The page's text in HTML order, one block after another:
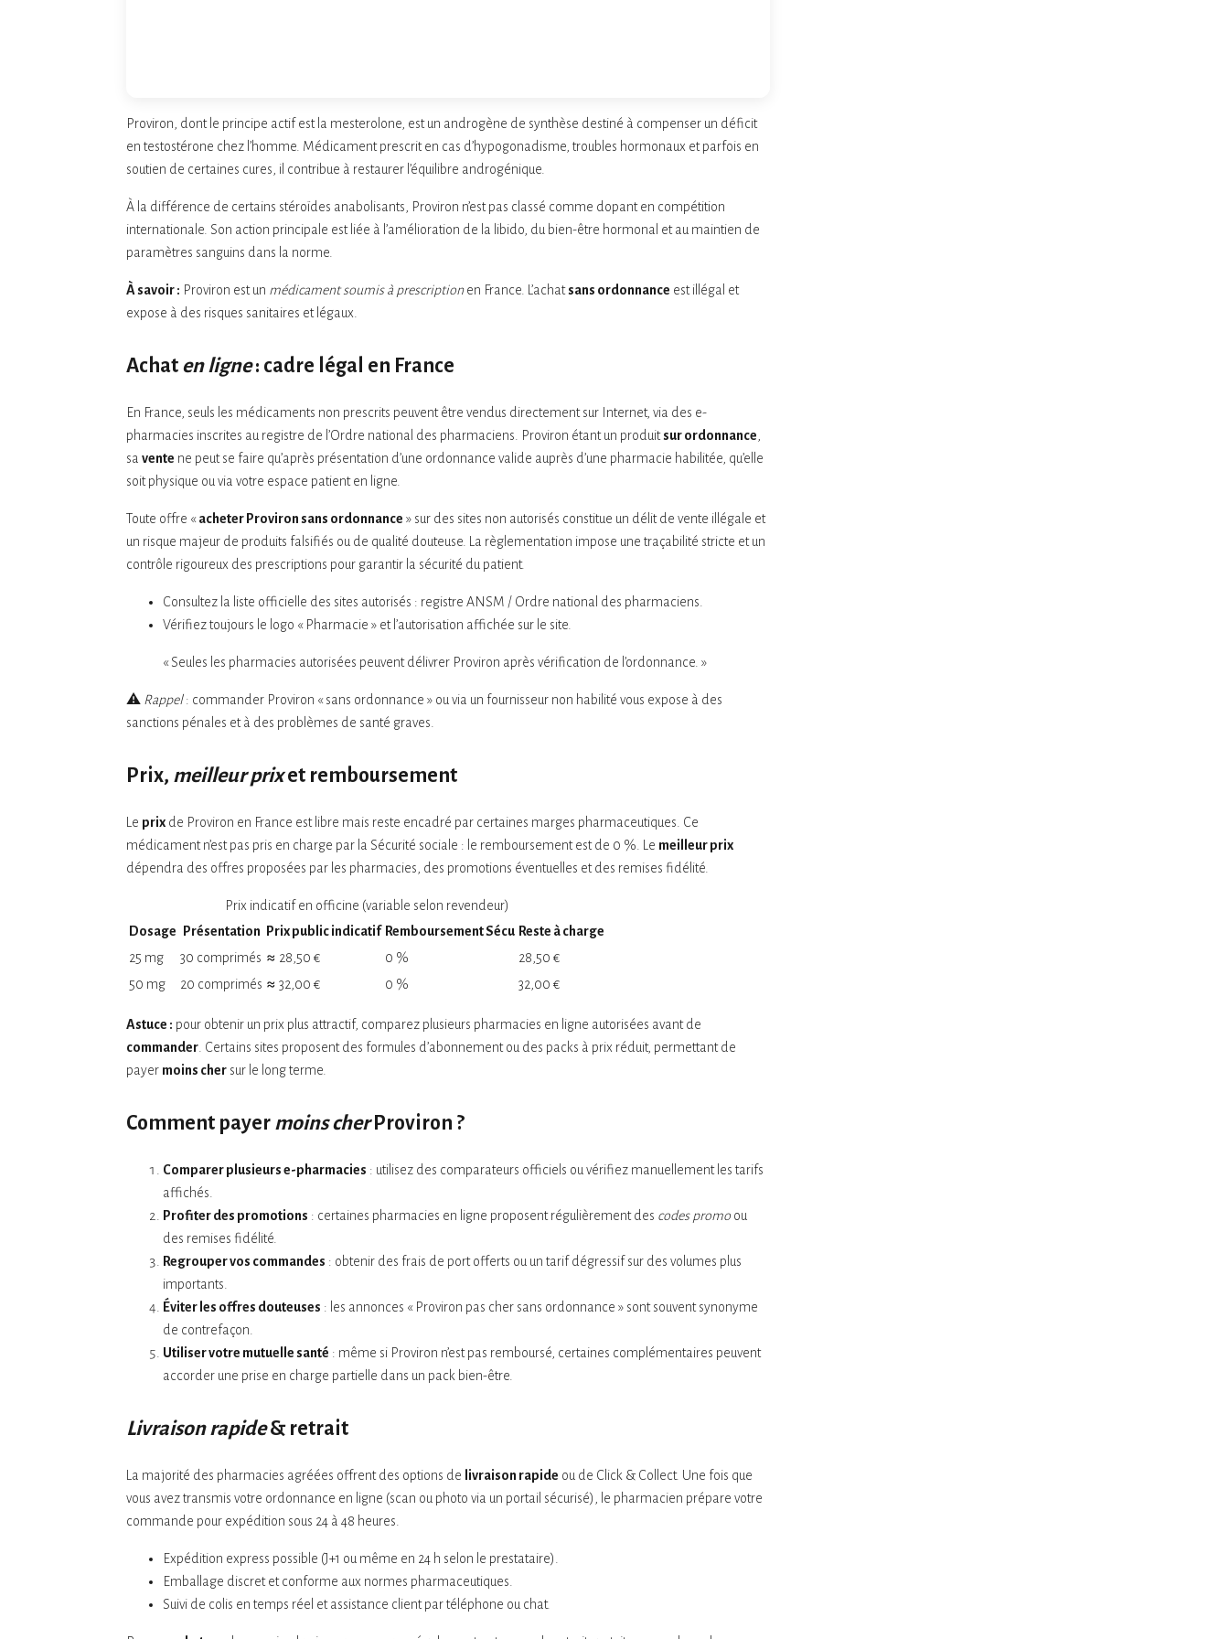
Proviron, dont le principe actif est la mesterolone, est un androgène de synthèse destiné à compenser un déficit
en testostérone chez l’homme. Médicament prescrit en cas d’hypogonadisme, troubles hormonaux et parfois en
soutien de certaines cures, il contribue à restaurer l’équilibre androgénique.
À la différence de certains stéroïdes anabolisants, Proviron n’est pas classé comme dopant en compétition
internationale. Son action principale est liée à l’amélioration de la libido, du bien-être hormonal et au maintien de
paramètres sanguins dans la norme.
À savoir : Proviron est un médicament soumis à prescriptionen France. L’achatsans ordonnance est illégal et
expose à des risques sanitaires et légaux.
Achat en ligne: cadre légal en France
En France, seuls les médicaments non prescrits peuvent être vendus directement sur Internet, via des e-
pharmacies inscrites au registre de l’Ordre national des pharmaciens. Proviron étant un produitsur ordonnance
sa vente ne peut se faire qu’après présentation d’une ordonnance valide auprès d’une pharmacie habilitée, qu’elle
soit physique ou via votre espace patient en ligne.
Toute offre «acheter Proviron sans ordonnance » sur des sites non autorisés constitue un délit de vente illégale et
un risque majeur de produits falsifiés ou de qualité douteuse. La règlementation impose une traçabilité stricte et un
contrôle rigoureux des prescriptions pour garantir la sécurité du patient.
Consultez la liste officielle des sites autorisés : registre ANSM / Ordre national des pharmaciens.
Vérifiez toujours le logo « Pharmacie » et l’autorisation affichée sur le site.
« Seules les pharmacies autorisées peuvent délivrer Proviron après vérification de l’ordonnance. »
⚠️ Rappel: commander Proviron « sans ordonnance » ou via un fournisseur non habilité vous expose à des
sanctions pénales et à des problèmes de santé graves.
Prix, meilleur prixet remboursement
Le prix de Proviron en France est libre mais reste encadré par certaines marges pharmaceutiques. Ce
médicament n’est pas pris en charge par la Sécurité sociale : le remboursement est de 0 %. Le meilleur prix
dépendra des offres proposées par les pharmacies, des promotions éventuelles et des remises fidélité.
Prix indicatif en officine (variable selon revendeur)
Dosage
Présentation Prix public indicatif Remboursement Sécu Reste à charge
25 mg
30 comprimés ≈ 28,50 € 0 %
28,50 €
50 mg
20 comprimés ≈ 32,00 € 0 % 32,00 €
Astuce : pour obtenir un prix plus attractif, comparez plusieurs pharmacies en ligne autorisées avant de
commander . Certains sites proposent des formules d’abonnement ou des packs à prix réduit, permettant de
payer moins cher sur le long terme.
Comment payer moins cherProviron ?
Comparer plusieurs e-pharmacies : utilisez des comparateurs officiels ou vérifiez manuellement les tarifs
affichés.
Profiter des promotions : certaines pharmacies en ligne proposent régulièrement des codes promo ou
des remises fidélité.
Regrouper vos commandes : obtenir des frais de port offerts ou un tarif dégressif sur des volumes plus
importants.
Éviter les offres douteuses : les annonces « Proviron pas cher sans ordonnance » sont souvent synonyme
de contrefaçon.
Utiliser votre mutuelle santé : même si Proviron n’est pas remboursé, certaines complémentaires peuvent
accorder une prise en charge partielle dans un pack bien-être.
Livraison rapide& retrait
La majorité des pharmacies agréées offrent des options de livraison rapide ou de Click & Collect. Une fois que
vous avez transmis votre ordonnance en ligne (scan ou photo via un portail sécurisé), le pharmacien prépare votre
commande pour expédition sous 24 à 48 heures.
Expédition express possible (J+1 ou même en 24 h selon le prestataire).
Emballage discret et conforme aux normes pharmaceutiques.
Suivi de colis en temps réel et assistance client par téléphone ou chat.